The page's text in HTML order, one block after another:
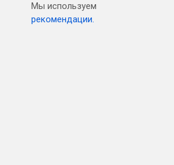
Мы используем
рекомендации.